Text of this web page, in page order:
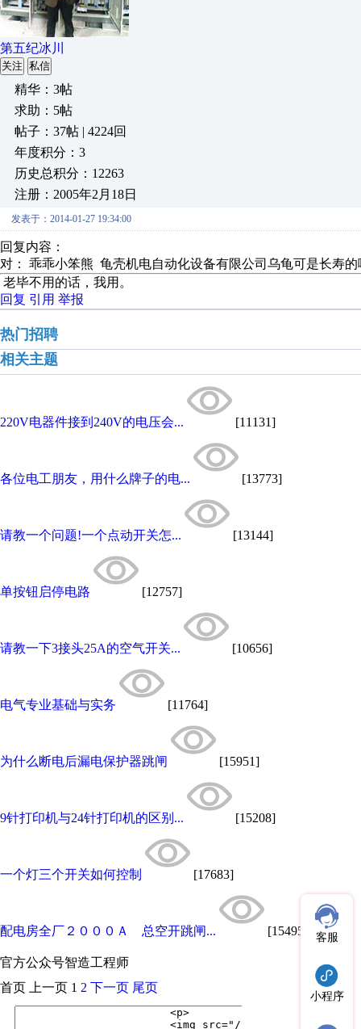
第五纪冰川
关注 私信
精华：3帖
求助：5帖
帖子：37帖 | 4224回
年度积分：3
历史总积分：12263
注册：2005年2月18日
发表于：2014-01-27 19:34:00
回复内容：
对： 乖乖小笨熊 龟壳机电自动化设备有限公司乌龟可是长寿
老毕不用的话，我用。
回复 引用 举报
热门招聘
相关主题
220V电器件接到240V的电压会... [11131]
各位电工朋友，用什么牌子的电... [13773]
请教一个问题!一个点动开关怎... [13144]
单按钮启停电路 [12757]
请教一下3接头25A的空气开关... [10656]
电气专业基础与实务 [11764]
为什么断电后漏电保护器跳闸 [15951]
9针打印机与24针打印机的区别... [15208]
一个灯三个开关如何控制 [17683]
配电房全厂２０００Ａ 总空开跳闸... [15495]
官方公众号智造工程师
客服
小程序
首页 上一页 1 2 下一页 尾页